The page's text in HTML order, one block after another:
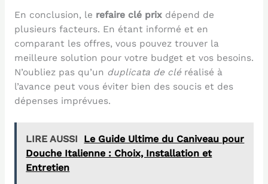
En conclusion, le refaire clé prixdépend de
plusieurs facteurs. En étant informé et en
comparant les offres, vous pouvez trouver la
meilleure solution pour votre budget et vos besoins.
N’oubliez pas qu’un duplicata de cléréalisé à
l’avance peut vous éviter bien des soucis et des
dépenses imprévues.
LIRE AUSSI
Le Guide Ultime du Caniveau pour
Douche Italienne : Choix, Installation et
Entretien